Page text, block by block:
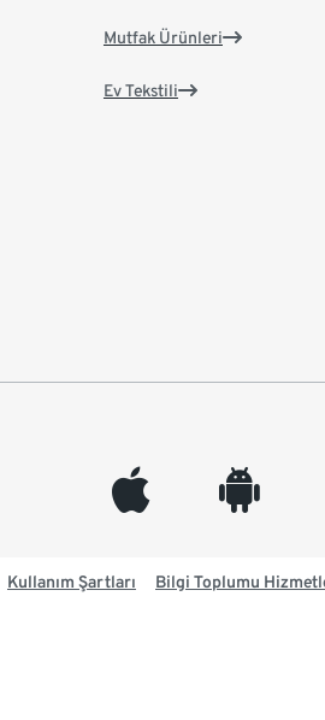
Mutfak Ürünleri
Ev Tekstili
appleinc android
Kullanım Şartları Bilgi Toplumu